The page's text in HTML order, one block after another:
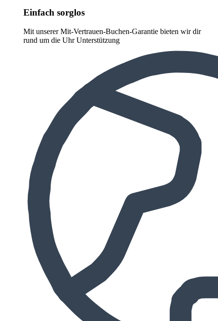
Einfach sorglos
Mit unserer Mit-Vertrauen-Buchen-Garantie bieten wir dir
rund um die Uhr Unterstützung